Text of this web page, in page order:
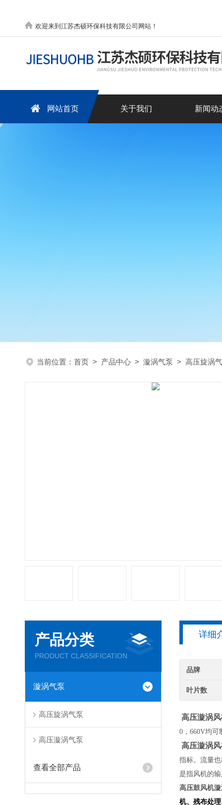
欢迎来到江苏杰硕环保科技有限公司网站！
网站首页 关于我们 新闻动
当前位置： 首页 > 产品中心 > 漩涡气泵 > 高压旋涡
产品分类
PRODUCT CLASSIFICATION
漩涡气泵
高压旋涡气泵
高压漩涡气泵
查看全部产品
详细
品牌
叶片数
高压漩涡
0，660V均可
高压漩涡
指标。流量
是指风机的
高压鼓风机
机、残布处